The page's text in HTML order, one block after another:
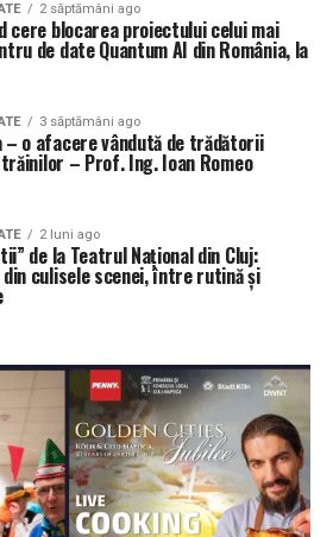
2 săptămâni ago
cere blocarea proiectului celui mai
de date Quantum AI din România, la
3 săptămâni ago
– o afacere vândută de trădătorii
– Prof. Ing. Ioan Romeo
2 luni ago
de la Teatrul Național din Cluj:
din culisele scenei, între rutină și